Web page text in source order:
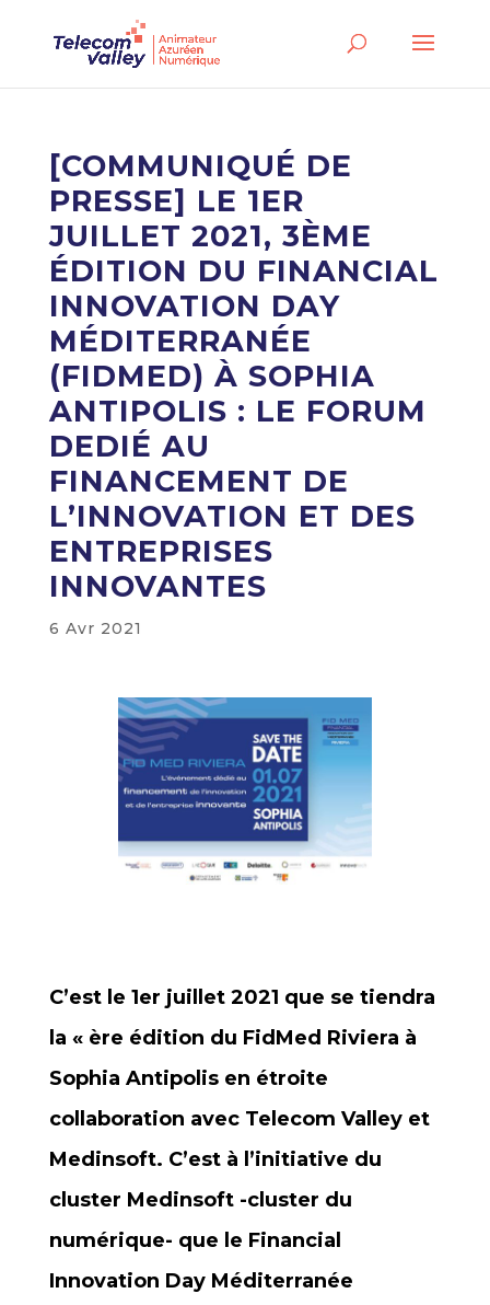
[COMMUNIQUÉ DE
PRESSE] LE 1ER
JUILLET 2021, 3ÈME
ÉDITION DU FINANCIAL
INNOVATION DAY
MÉDITERRANÉE
(FIDMED) À SOPHIA
ANTIPOLIS : LE FORUM
DEDIÉ AU
FINANCEMENT DE
L’INNOVATION ET DES
ENTREPRISES
INNOVANTES
6 Avr 2021
C’est le 1er juillet 2021 que se tiendra
la « ère édition du FidMed Riviera à
Sophia Antipolis en étroite
collaboration avec Telecom Valley et
Medinsoft. C’est à l’initiative du
cluster Medinsoft -cluster du
numérique- que le Financial
Innovation Day Méditerranée